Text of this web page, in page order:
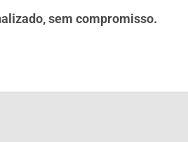
sem compromisso.